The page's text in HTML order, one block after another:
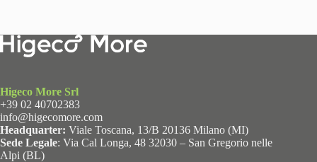
Higeco More Srl
+39 02 40702383
info@higecomore.com
Headquarter: Viale Toscana, 13/B 20136 Milano (MI)
Sede Legale: Via Cal Longa, 48 32030 – San Gregorio nelle
Alpi (BL)